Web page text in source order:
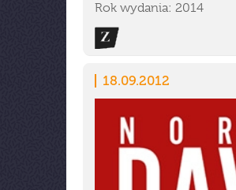
Rok wydania: 2014
18.09.2012